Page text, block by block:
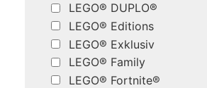
LEGO® DUPLO®
LEGO® Editions
LEGO® Exklusiv
LEGO® Family
LEGO® Fortnite®